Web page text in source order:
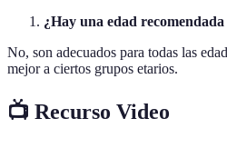
¿Hay una edad recomendada
No, son adecuados para todas las
mejor a ciertos grupos etarios.
📺 Recurso Video